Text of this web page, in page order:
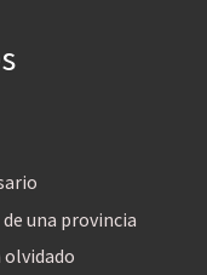
una provincia